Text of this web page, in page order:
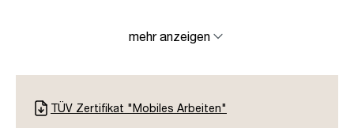
mehr anzeigen
TÜV Zertifikat "Mobiles Arbeiten"